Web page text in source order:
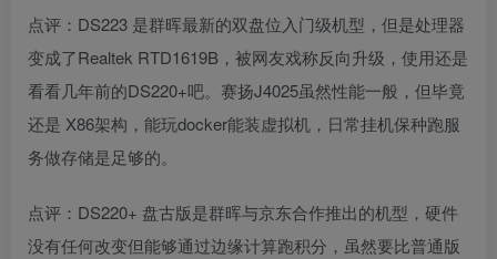
点评：DS223 是群晖最新的双盘位入门级机型，但是处理器
变成了Realtek RTD1619B，被网友戏称反向升级，使用还是
看看几年前的DS220+吧。赛扬J4025虽然性能一般，但毕竟
还是 X86架构，能玩docker能装虚拟机，日常挂机保种跑服
务做存储是足够的。
点评：DS220+ 盘古版是群晖与京东合作推出的机型，硬件
没有任何改变但能够通过边缘计算跑积分，虽然要比普通版